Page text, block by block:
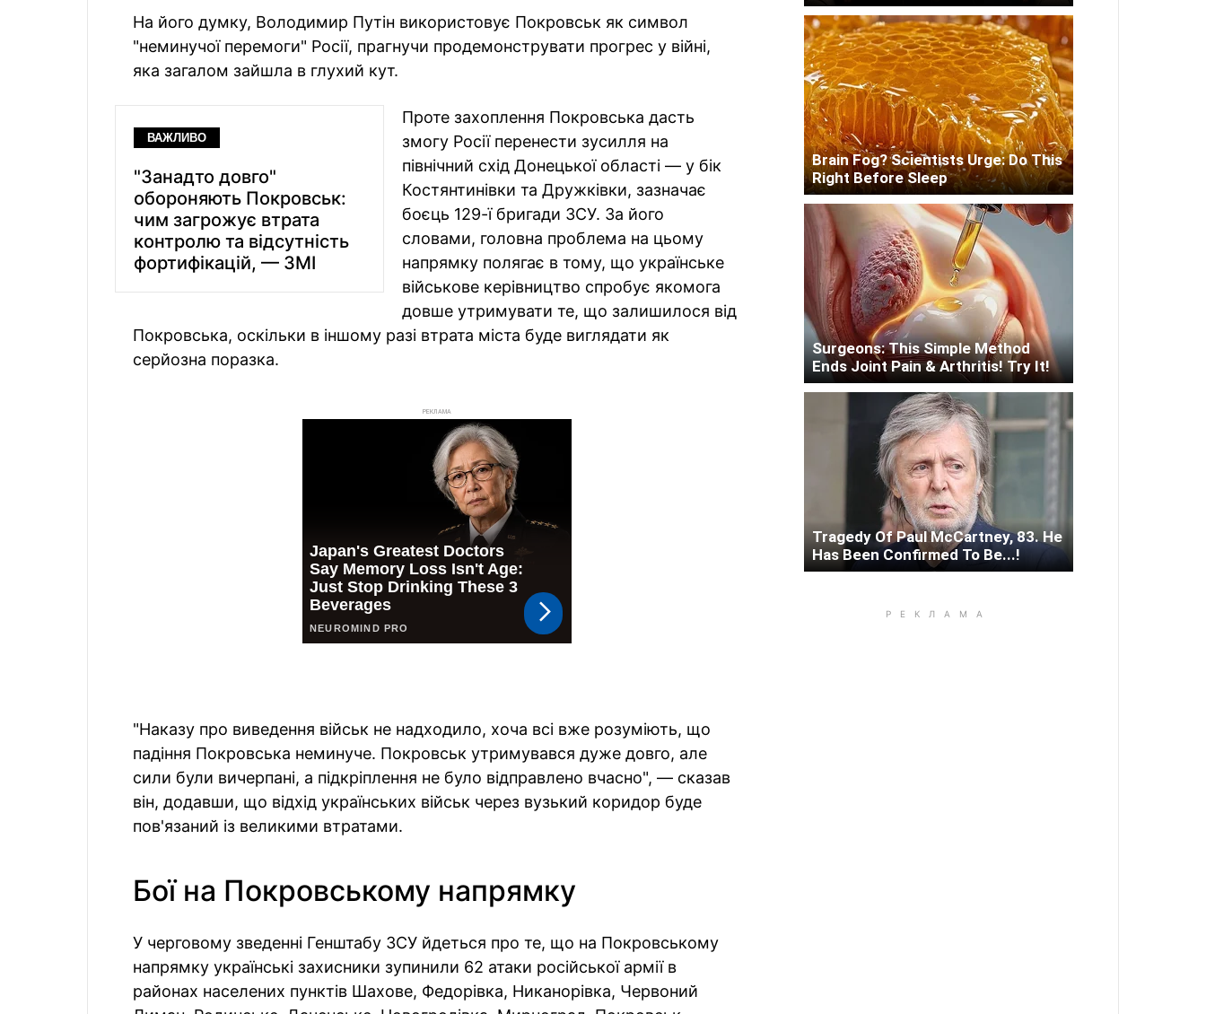
На його думку, Володимир Путін використовує Покровськ як символ
"неминучої перемоги" Росії, прагнучи продемонструвати прогрес у війні,
яка загалом зайшла в глухий кут.
ВАЖЛИВО
"Занадто довго"
обороняють Покровськ:
чим загрожує втрата
контролю та відсутність
фортифікацій, — ЗМІ
Проте захоплення Покровська дасть
змогу Росії перенести зусилля на
північний схід Донецької області — у бік
Костянтинівки та Дружківки, зазначає
боєць 129-ї бригади ЗСУ. За його
словами, головна проблема на цьому
напрямку полягає в тому, що українське
військове керівництво спробує якомога
довше утримувати те, що залишилося від
Покровська, оскільки в іншому разі втрата міста буде виглядати як
серйозна поразка.
РЕКЛАМА
"Наказу про виведення військ не надходило, хоча всі вже розуміють, що
падіння Покровська неминуче. Покровськ утримувався дуже довго, але
сили були вичерпані, а підкріплення не було відправлено вчасно", — сказав
він, додавши, що відхід українських військ через вузький коридор буде
пов'язаний із великими втратами.
Бої на Покровському напрямку
У черговому зведенні Генштабу ЗСУ йдеться про те, що на Покровському
напрямку українські захисники зупинили 62 атаки російської армії в
районах населених пунктів Шахове, Федорівка, Никанорівка, Червоний
Brain Fog? Scientists Urge: Do This
Right Before Sleep
Surgeons: This Simple Method
Ends Joint Pain & Arthritis! Try It!
Tragedy Of Paul McCartney, 83. He
Has Been Confirmed To Be...!